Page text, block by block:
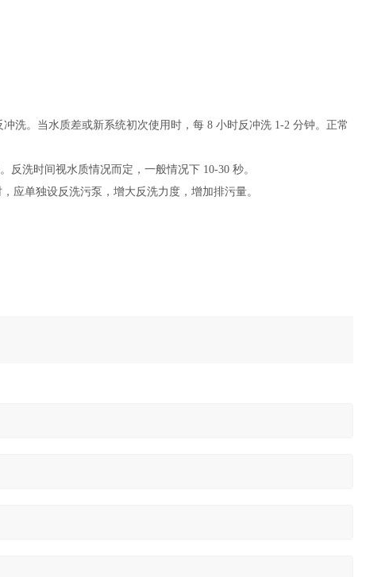
洗。当水质差或新系统初次使用时，每 8 小时反冲洗 1-2 分钟。正常
洗时间视水质情况而定，一般情况下 10-30 秒。
应单独设反洗污泵，增大反洗力度，增加排污量。